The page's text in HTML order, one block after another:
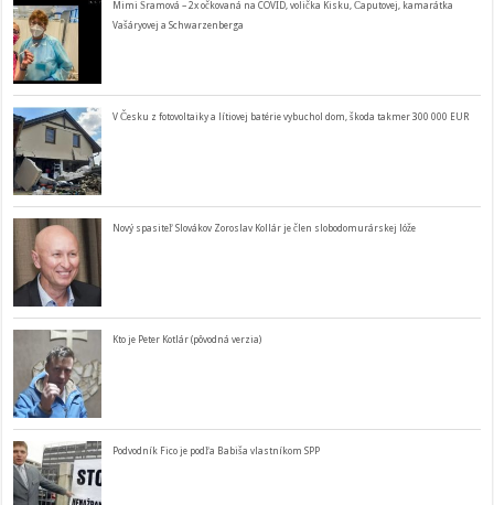
Mimi Šramová – 2x očkovaná na COVID, volička Kisku, Čaputovej, kamarátka
Vašáryovej a Schwarzenberga
V Česku z fotovoltaiky a lítiovej batérie vybuchol dom, škoda takmer 300 000 EUR
Nový spasiteľ Slovákov Zoroslav Kollár je člen slobodomurárskej lóže
Kto je Peter Kotlár (pôvodná verzia)
Podvodník Fico je podľa Babiša vlastníkom SPP